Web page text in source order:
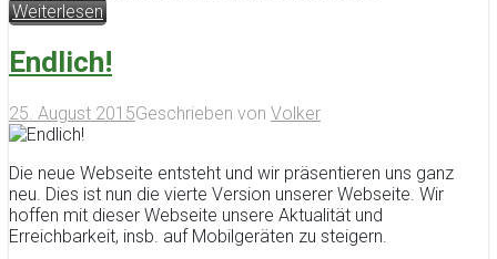
Weiterlesen
Endlich!
25. August 2015Geschrieben von Volker
Die neue Webseite entsteht und wir präsentieren uns ganz
neu. Dies ist nun die vierte Version unserer Webseite. Wir
hoffen mit dieser Webseite unsere Aktualität und
Erreichbarkeit, insb. auf Mobilgeräten zu steigern.